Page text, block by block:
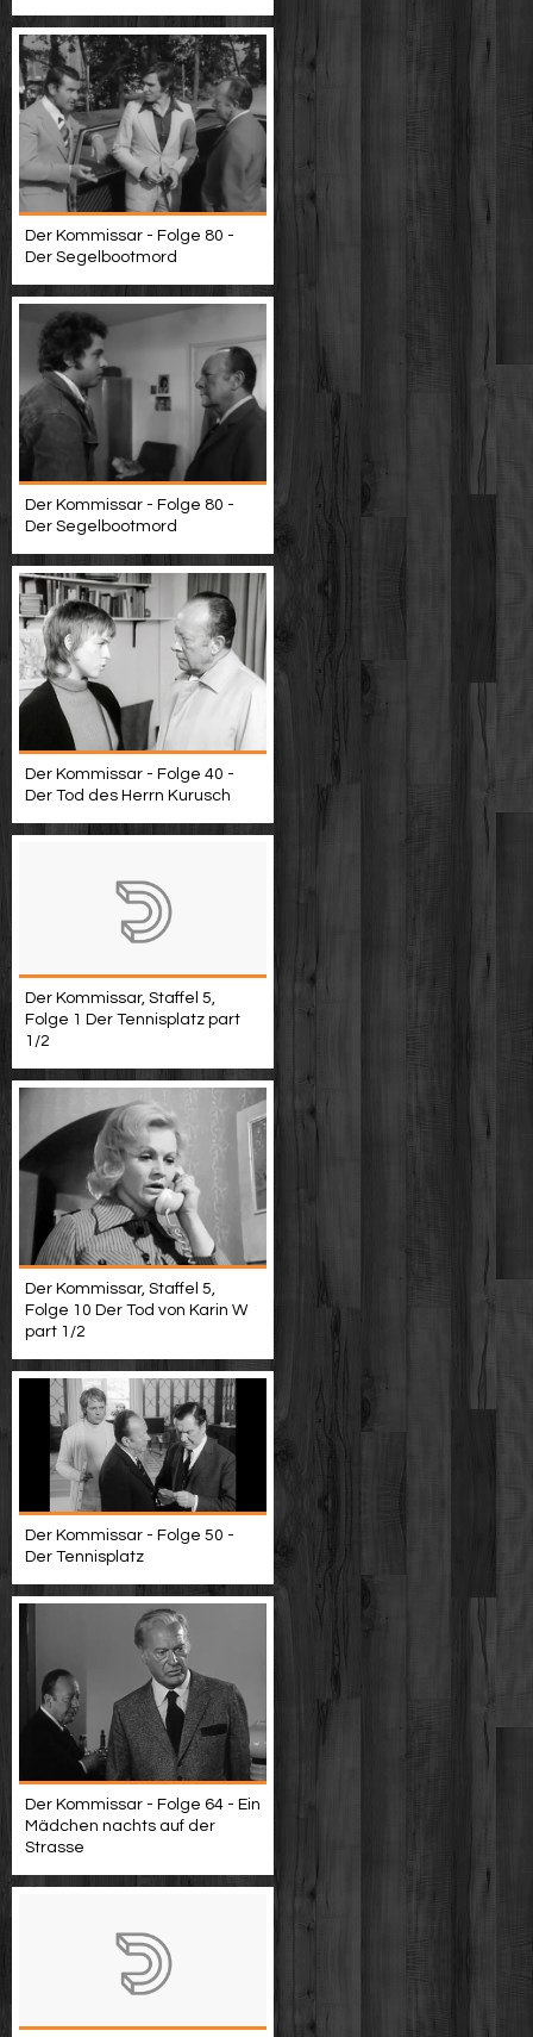
Der Kommissar - Folge 80 -
Der Segelbootmord
Der Kommissar - Folge 80 -
Der Segelbootmord
Der Kommissar - Folge 40 -
Der Tod des Herrn Kurusch
Der Kommissar, Staffel 5,
Folge 1 Der Tennisplatz part
1/2
Der Kommissar, Staffel 5,
Folge 10 Der Tod von Karin W
part 1/2
Der Kommissar - Folge 50 -
Der Tennisplatz
Der Kommissar - Folge 64 - Ein
Mädchen nachts auf der
Strasse